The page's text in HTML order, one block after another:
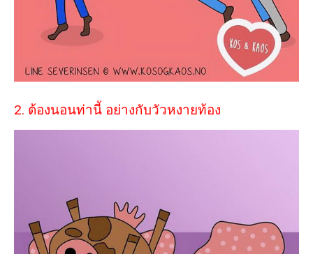
2. ต้องนอนท่านี้ อย่างกับวัวหงายท้อง